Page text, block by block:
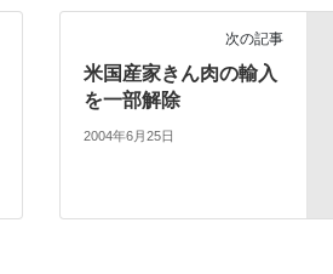
次の記事
米国産家きん肉の輸入
を一部解除
2004年6月25日